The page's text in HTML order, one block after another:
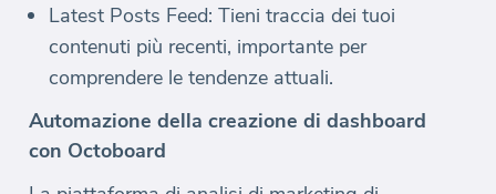
Latest Posts Feed: Tieni traccia dei tuoi
contenuti più recenti, importante per
comprendere le tendenze attuali.
Automazione della creazione di dashboard
con Octoboard